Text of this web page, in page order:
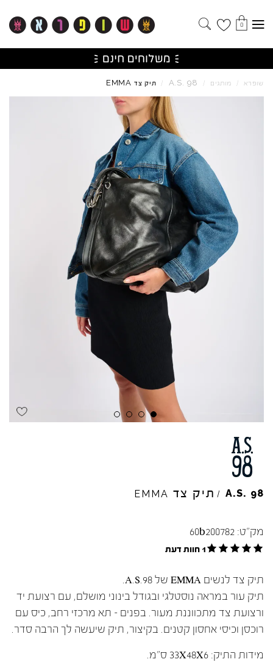
0
שופרא / מותגים /
A.S. 98
/ תיק צד EMMA
A.S. 98
/ תיק צד EMMA
מק"ט: 60b200782
1 חוות דעת
תיק צד לנשים EMMA של A.S.98.
תיק עור במראה נוסטלגי ובגודל בינוני מושלם, עם רצועת יד
ורצועת צד מתכווננת מעור. בפנים – תא מרכזי רחב, כיס עם
רוכסן וכיסי אחסון קטנים. בקיצור, תיק שיעשה לך הרבה סדר.
מידות התיק: 33X48X6 ס"מ.